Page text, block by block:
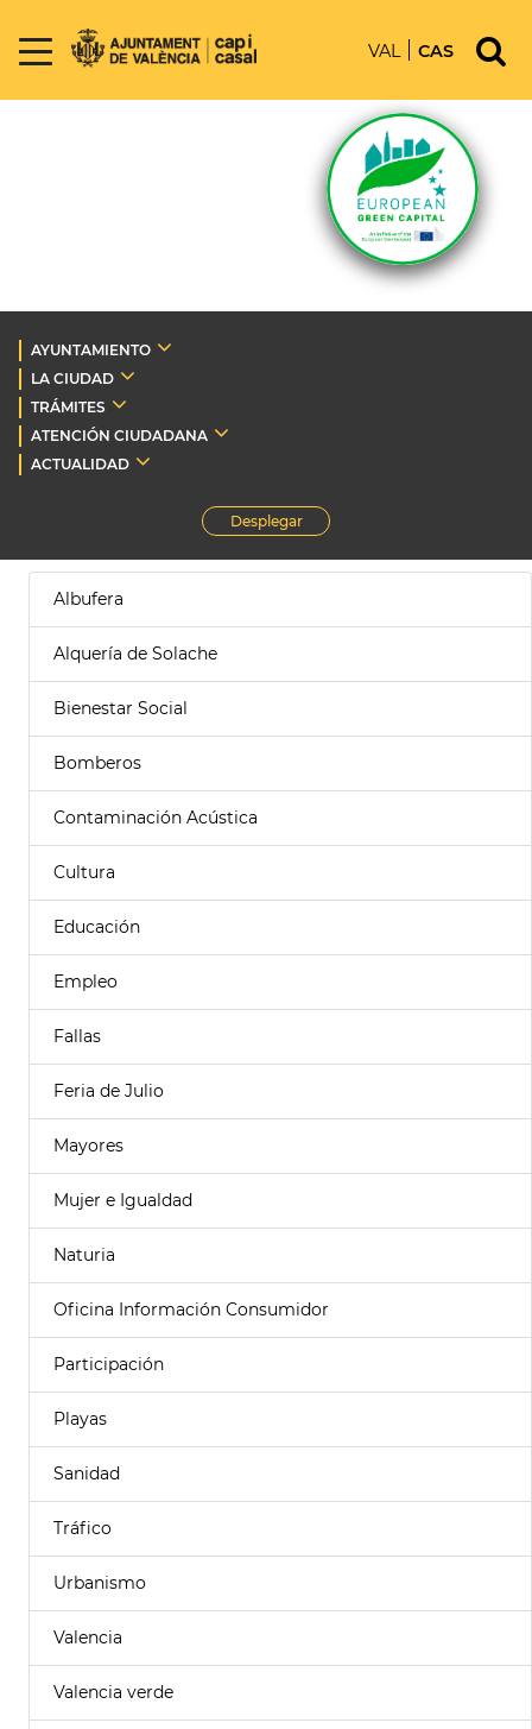
VAL CAS
AYUNTAMIENTO
LA CIUDAD
TRÁMITES
ATENCIÓN CIUDADANA
ACTUALIDAD
Desplegar
Albufera
Alquería de Solache
Bienestar Social
Bomberos
Contaminación Acústica
Cultura
Educación
Empleo
Fallas
Feria de Julio
Mayores
Mujer e Igualdad
Naturia
Oficina Información Consumidor
Participación
Playas
Sanidad
Tráfico
Urbanismo
Valencia
Valencia verde